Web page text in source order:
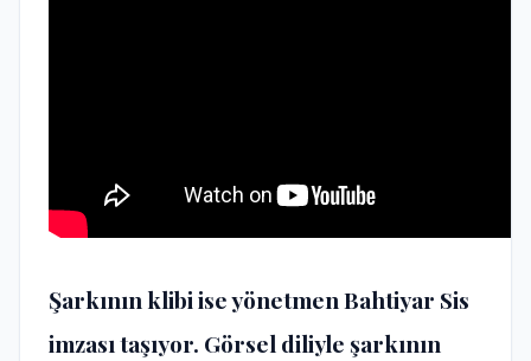
Şarkının klibi ise yönetmen Bahtiyar Sis
imzası taşıyor. Görsel diliyle şarkının